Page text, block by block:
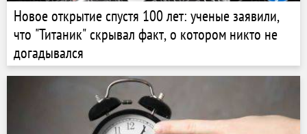
Новое открытие спустя 100 лет: ученые заявили,
что "Титаник" скрывал факт, о котором никто не
догадывался